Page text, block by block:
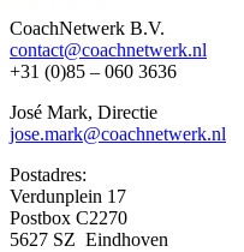
CoachNetwerk B.V.
contact@coachnetwerk.nl
+31 (0)85 – 060 3636
José Mark, Directie
jose.mark@coachnetwerk.nl
Postadres:
Verdunplein 17
Postbox C2270
5627 SZ Eindhoven